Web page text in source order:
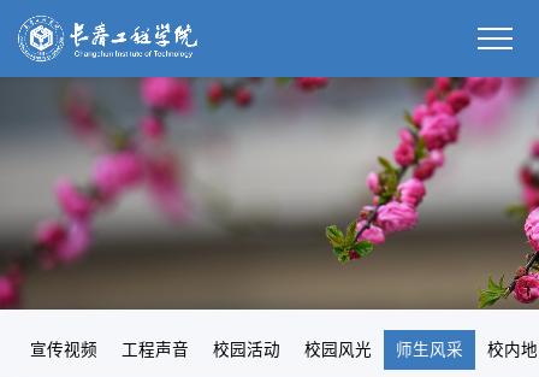
宣传视频 工程声音 校园活动 校园风光 师生风采 校内